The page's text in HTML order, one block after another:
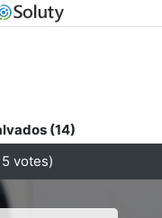
(14)
votes)